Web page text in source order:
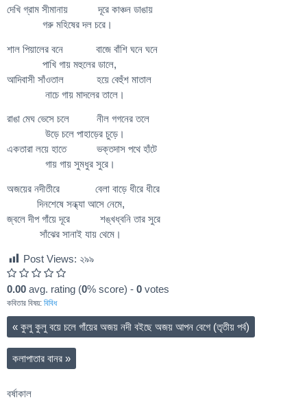
দেখি গ্রাম সীমানায় দূরে কাঞ্চন ডাঙায়
গরু মহিষের দল চরে।
শাল পিয়ালের বনে বাজে বাঁশি ঘনে ঘনে
পাখি গায় মহুলের ডালে,
আদিবাসী সাঁওতাল হয়ে বেহুঁশ মাতাল
নাচে গায় মাদলের তালে।
রাঙা মেঘ ভেসে চলে নীল গগনের তলে
উড়ে চলে পাহাড়ের চুড়ে।
একতারা লয়ে হাতে ভক্তদাস পথে হাঁটে
গায় গায় সুমধুর সুরে।
অজয়ের নদীতীরে বেলা বাড়ে ধীরে ধীরে
দিনশেষে সন্ধ্যা আসে নেমে,
জ্বলে দীপ গাঁয়ে দূরে শঙ্খধ্বনি তার সুরে
সাঁঝের সানাই যায় থেমে।
Post Views: ২৯৯
0.00 avg. rating (0% score) - 0 votes
কবিতার বিষয়: বিবিধ
« কুলু কুলু বয়ে চলে গাঁয়ের অজয় নদী বইছে অজয় আপন বেগে (তৃতীয় পর্ব)
কলাপাতার বানর »
বর্ষাকাল